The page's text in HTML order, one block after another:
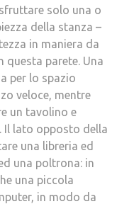
solo una o
della stanza –
in maniera da
parete. Una
per lo spazio
veloce, mentre
un tavolino e
Il lato opposto della
una libreria ed
una poltrona: in
una piccola
in modo da